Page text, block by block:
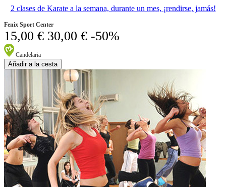
2 clases de Karate a la semana, durante un mes, ¡rendirse, jamás!
Fenix Sport Center
15,00 € 30,00 € -50%
Candelaria
Añadir a la cesta